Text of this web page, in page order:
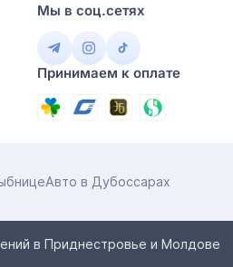
Мы в соц.сетях
Принимаем к оплате
Авто в Дубоссарах
в Приднестровье и Молдове